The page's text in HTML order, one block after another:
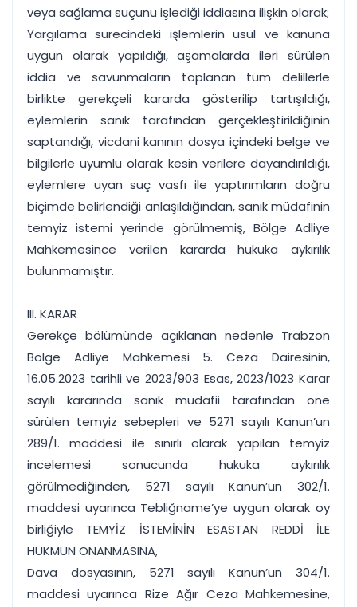
veya sağlama suçunu işlediği iddiasına ilişkin olarak;
Yargılama sürecindeki işlemlerin usul ve kanuna
uygun olarak yapıldığı, aşamalarda ileri sürülen
iddia ve savunmaların toplanan tüm delillerle
birlikte gerekçeli kararda gösterilip tartışıldığı,
eylemlerin sanık tarafından gerçekleştirildiğinin
saptandığı, vicdani kanının dosya içindeki belge ve
bilgilerle uyumlu olarak kesin verilere dayandırıldığı,
eylemlere uyan suç vasfı ile yaptırımların doğru
biçimde belirlendiği anlaşıldığından, sanık müdafinin
temyiz istemi yerinde görülmemiş, Bölge Adliye
Mahkemesince verilen kararda hukuka aykırılık
bulunmamıştır.
III. KARAR
Gerekçe bölümünde açıklanan nedenle Trabzon
Bölge Adliye Mahkemesi 5. Ceza Dairesinin,
16.05.2023 tarihli ve 2023/903 Esas, 2023/1023 Karar
sayılı kararında sanık müdafii tarafından öne
sürülen temyiz sebepleri ve 5271 sayılı Kanun’un
289/1. maddesi ile sınırlı olarak yapılan temyiz
incelemesi sonucunda hukuka aykırılık
görülmediğinden, 5271 sayılı Kanun’un 302/1.
maddesi uyarınca Tebliğname’ye uygun olarak oy
birliğiyle TEMYİZ İSTEMİNİN ESASTAN REDDİ İLE
HÜKMÜN ONANMASINA,
Dava dosyasının, 5271 sayılı Kanun’un 304/1.
maddesi uyarınca Rize Ağır Ceza Mahkemesine,